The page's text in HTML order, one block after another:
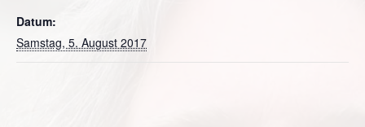
Datum:
Samstag, 5. August 2017